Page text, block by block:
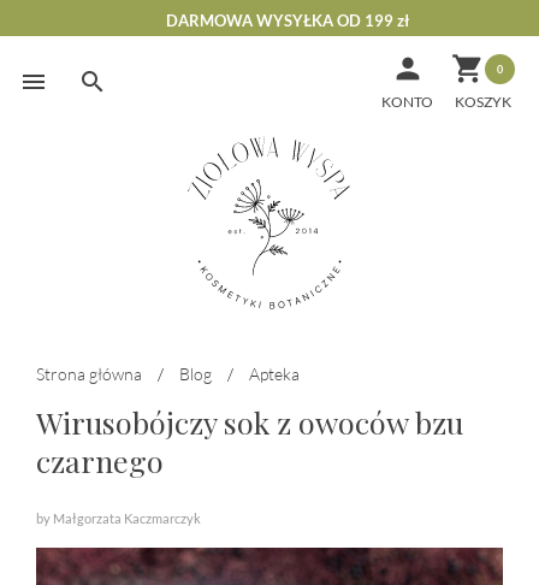
Skip
DARMOWA WYSYŁKA OD 199 zł
 0

KONTO
Strona główna / Blog / Apteka
Wirusobójczy sok z owoców bzu
czarnego
by Małgorzata Kaczmarczyk